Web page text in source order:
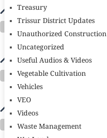
Treasury
Trissur District Updates
Unauthorized Construction
Uncategorized
Useful Audios & Videos
Vegetable Cultivation
Vehicles
VEO
Videos
Waste Management